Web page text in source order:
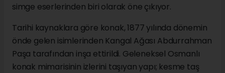
simge eserlerinden biri olarak öne çıkıyor.
Tarihi kaynaklara göre konak, 1877 yılında dönemin
önde gelen isimlerinden Kangal Ağası Abdurrahman
Paşa tarafından inşa ettirildi. Geleneksel Osmanlı
konak mimarisinin izlerini taşıyan yapı; kesme taş